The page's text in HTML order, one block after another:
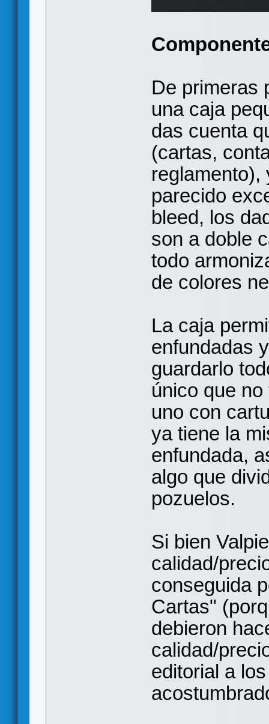
De primeras
una caja
das cuenta
(cartas,
reglamento),
parecido
bleed, los
son a doble
todo
de colores
La caja
enfundadas
guardarlo
único que
uno con
ya tiene la
enfundada,
algo que
pozuelos.
Si bien
calidad/
conseguida
Cartas"
debieron
calidad/
editorial a